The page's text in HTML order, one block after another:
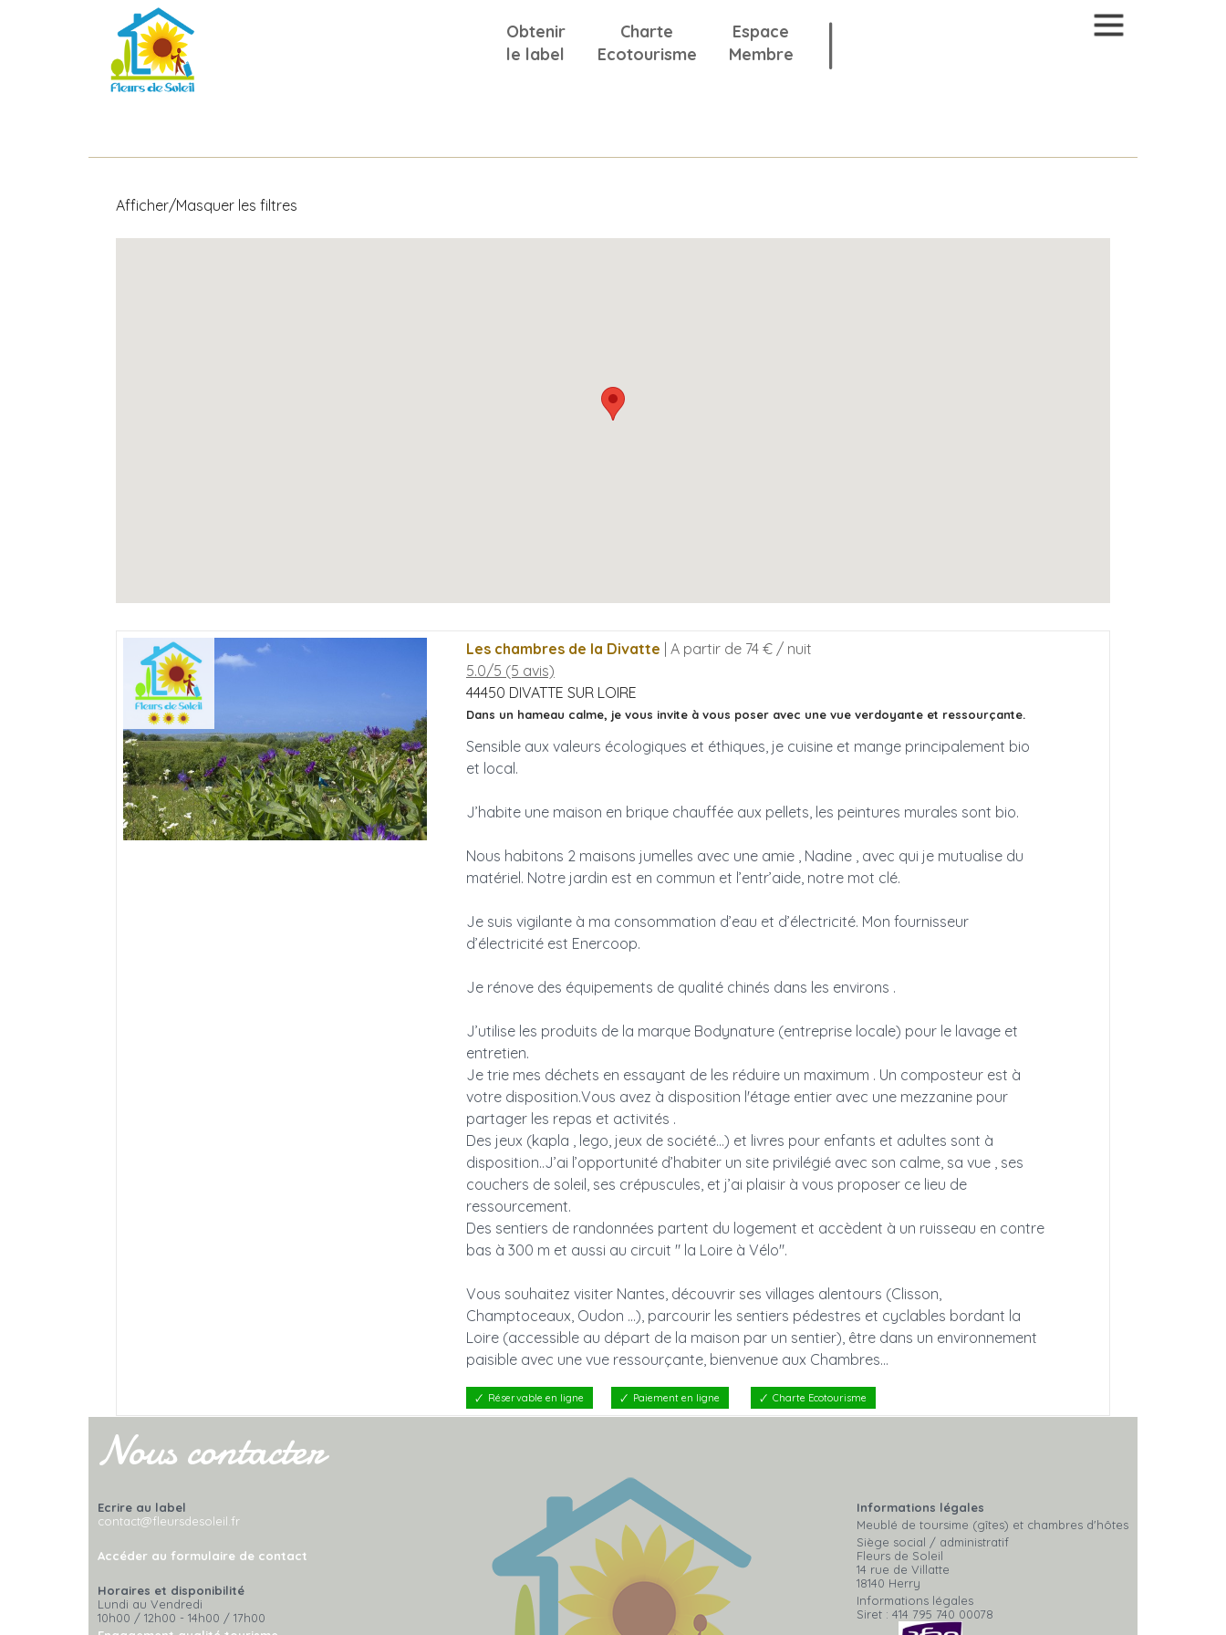
Obtenir
le label
Charte
Ecotourisme
Espace
Membre
Afficher/Masquer les filtres
Les chambres de la Divatte | A partir de 74 € / nuit
5.0/5 (5 avis)
44450 DIVATTE SUR LOIRE
Dans un hameau calme, je vous invite à vous poser avec une vue verdoyante et ressourçante.
Sensible aux valeurs écologiques et éthiques, je cuisine et mange principalement bio
et local.
J’habite une maison en brique chauffée aux pellets, les peintures murales sont bio.
Nous habitons 2 maisons jumelles avec une amie , Nadine , avec qui je mutualise du
matériel. Notre jardin est en commun et l’entr’aide, notre mot clé.
Je suis vigilante à ma consommation d’eau et d’électricité. Mon fournisseur
d’électricité est Enercoop.
Je rénove des équipements de qualité chinés dans les environs .
J’utilise les produits de la marque Bodynature (entreprise locale) pour le lavage et
entretien.
Je trie mes déchets en essayant de les réduire un maximum . Un composteur est à
votre disposition.Vous avez à disposition l'étage entier avec une mezzanine pour
partager les repas et activités .
Des jeux (kapla , lego, jeux de société…) et livres pour enfants et adultes sont à
disposition..J’ai l’opportunité d’habiter un site privilégié avec son calme, sa vue , ses
couchers de soleil, ses crépuscules, et j’ai plaisir à vous proposer ce lieu de
ressourcement.
Des sentiers de randonnées partent du logement et accèdent à un ruisseau en contre
bas à 300 m et aussi au circuit " la Loire à Vélo".
Vous souhaitez visiter Nantes, découvrir ses villages alentours (Clisson,
Champtoceaux, Oudon ...), parcourir les sentiers pédestres et cyclables bordant la
Loire (accessible au départ de la maison par un sentier), être dans un environnement
paisible avec une vue ressourçante, bienvenue aux Chambres...
Réservable en ligne Paiement en ligne Charte Ecotourisme
Nous contacter
Ecrire au label
contact@fleursdesoleil.fr
Accéder au formulaire de contact
Horaires et disponibilité
Lundi au Vendredi
10h00 / 12h00 - 14h00 / 17h00
Informations légales
Meublé de toursime (gîtes) et chambres d'hôtes
Siège social / administratif
Fleurs de Soleil
14 rue de Villatte
18140 Herry
Informations légales
Siret : 414 795 740 00078